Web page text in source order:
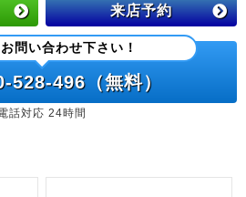
来店予約
問い合わせ下さい！
528-496（無料）
話対応 24時間